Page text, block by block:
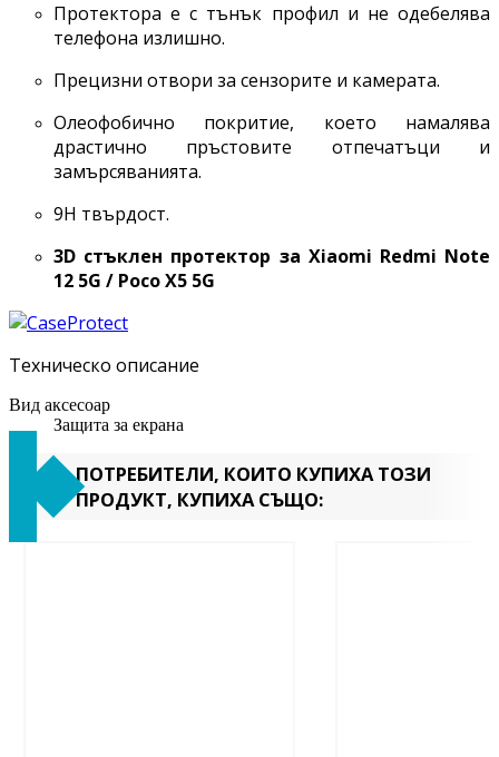
Протектора е с тънък профил и не одебелява
телефона излишно.
Прецизни отвори за сензорите и камерата.
Олеофобично покритие, което намалява
драстично пръстовите отпечатъци и
замърсяванията.
9H твърдост.
3D стъклен протектор за Xiaomi Redmi Note
12 5G / Poco X5 5G
Техническо описание
Вид аксесоар
Защита за екрана
ПОТРЕБИТЕЛИ, КОИТО КУПИХА ТОЗИ
ПРОДУКТ, КУПИХА СЪЩО: